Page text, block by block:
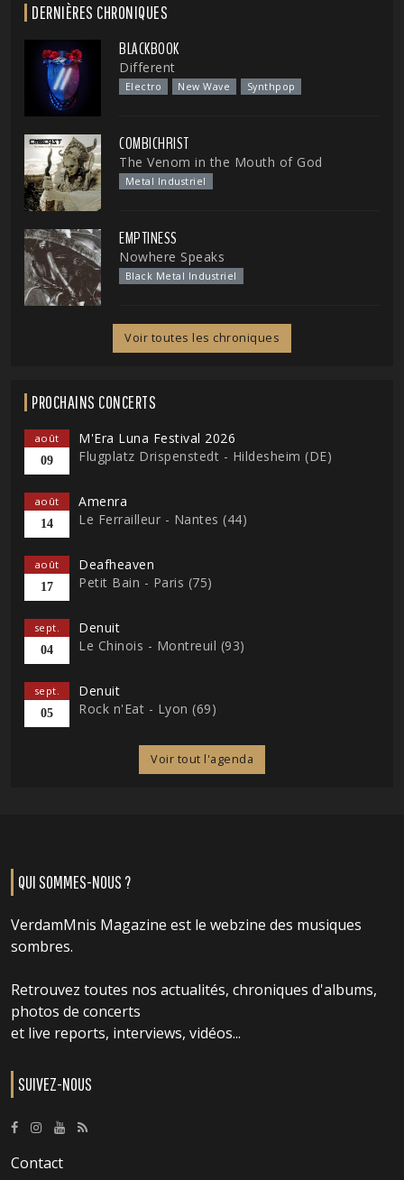
DERNIÈRES CHRONIQUES
BLACKBOOK
Different
Electro New Wave Synthpop
COMBICHRIST
The Venom in the Mouth of God
Metal Industriel
EMPTINESS
Nowhere Speaks
Black Metal Industriel
Voir toutes les chroniques
PROCHAINS CONCERTS
août
09
M'Era Luna Festival 2026
Flugplatz Drispenstedt - Hildesheim (DE)
août
14
Amenra
Le Ferrailleur - Nantes (44)
août
17
Deafheaven
Petit Bain - Paris (75)
sept.
04
Denuit
Le Chinois - Montreuil (93)
sept.
05
Denuit
Rock n'Eat - Lyon (69)
Voir tout l'agenda
QUI SOMMES-NOUS ?
VerdamMnis Magazine est le webzine des musiques
sombres.
Retrouvez toutes nos actualités, chroniques d'albums,
photos de concerts
et live reports, interviews, vidéos...
SUIVEZ-NOUS
Contact